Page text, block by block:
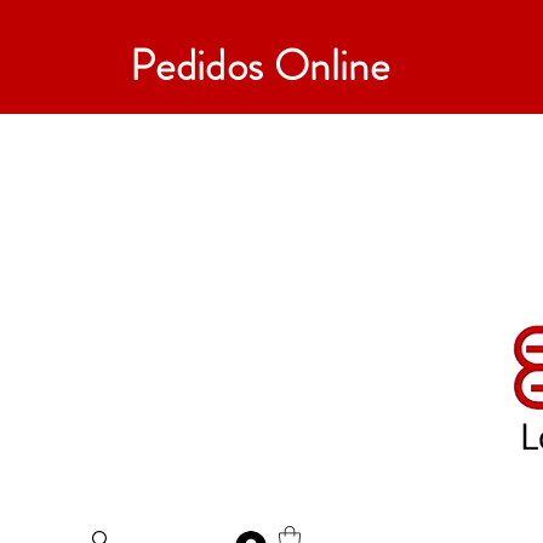
Pedidos Online